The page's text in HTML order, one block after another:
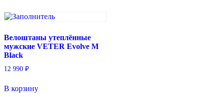
Велоштаны утеплённые
мужские VETER Evolve M
Black
12 990 ₽
В корзину